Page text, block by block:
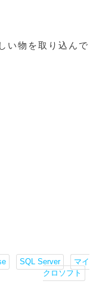
い物を取り込んで
SQL Server
マイ
クロソフト